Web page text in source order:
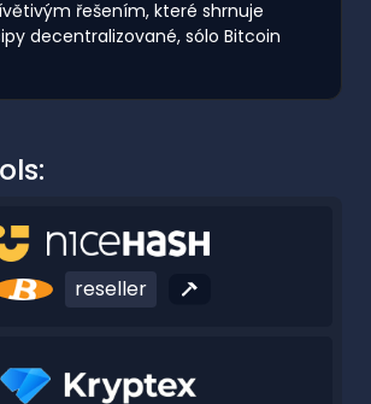
řešením, které shrnuje
decentralizované, sólo Bitcoin
reseller